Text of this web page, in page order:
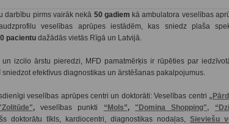
darbību pirms vairāk nekā 50 gadiem kā ambulatora veselības
veselības aprūpes iestādēm, kas sniedz plaša
pacientu dažādās vietās Rīgā un Latvijā.
un izcilo ārstu pieredzi, MFD pamatmērķis ir rūpēties par
efektīvus diagnostikas un ārstēšanas pakalpojumus.
veselības aprūpes centri un doktorāti: Veselības centri
,veselības punkti “Mols”, "Domina Shopping",
doktorātu tīkls, kardiocentri, diagnostikas nodaļas, Sieviešu